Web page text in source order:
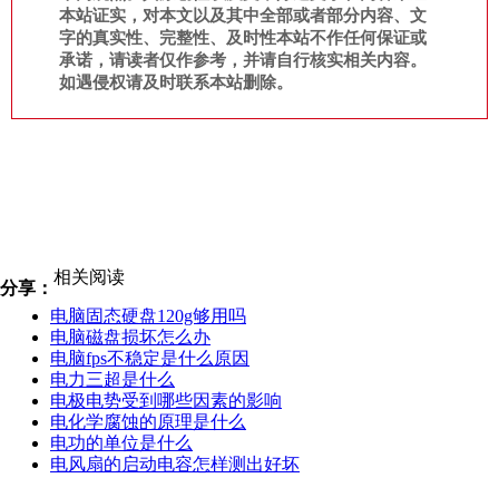
本站证实，对本文以及其中全部或者部分内容、文
字的真实性、完整性、及时性本站不作任何保证或
承诺，请读者仅作参考，并请自行核实相关内容。
如遇侵权请及时联系本站删除。
分享：
相关阅读
电脑固态硬盘120g够用吗
电脑磁盘损坏怎么办
电脑fps不稳定是什么原因
电力三超是什么
电极电势受到哪些因素的影响
电化学腐蚀的原理是什么
电功的单位是什么
电风扇的启动电容怎样测出好坏